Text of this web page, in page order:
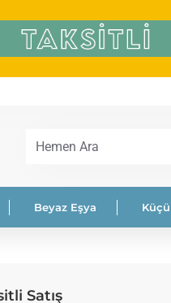
Hemen
Beyaz Eşya
Satış